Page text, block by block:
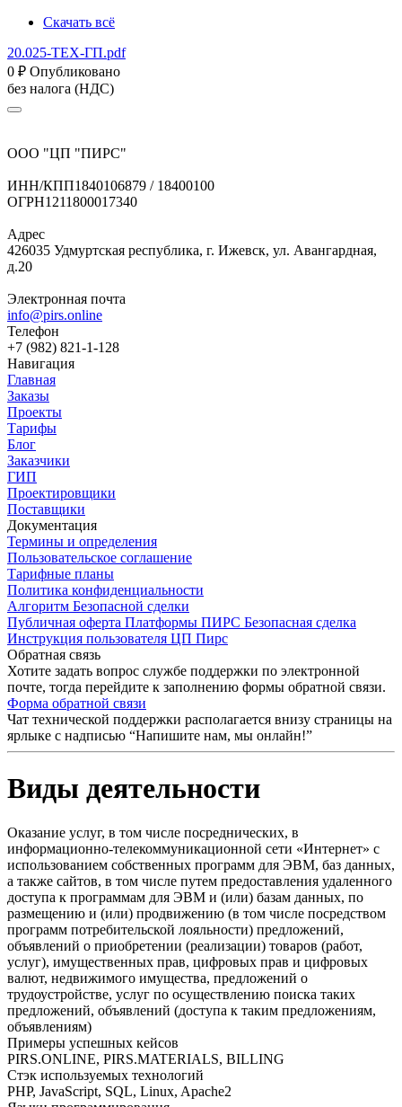
Скачать всё
20.025-ТЕХ-ГП.pdf
0 ₽ Опубликовано
без налога (НДС)
ООО "ЦП "ПИРС"
ИНН/КПП1840106879 / 18400100
ОГРН1211800017340
Адрес
426035 Удмуртская республика, г. Ижевск, ул. Авангардная,
д.20
Электронная почта
info@pirs.online
Телефон
+7 (982) 821-1-128
Навигация
Главная
Заказы
Проекты
Тарифы
Блог
Заказчики
ГИП
Проектировщики
Поставщики
Документация
Термины и определения
Пользовательское соглашение
Тарифные планы
Политика конфиденциальности
Алгоритм Безопасной сделки
Публичная оферта Платформы ПИРС Безопасная сделка
Инструкция пользователя ЦП Пирс
Обратная связь
Хотите задать вопрос службе поддержки по электронной
почте, тогда перейдите к заполнению формы обратной связи.
Форма обратной связи
Чат технической поддержки располагается внизу страницы на
ярлыке с надписью “Напишите нам, мы онлайн!”
Виды деятельности
Оказание услуг, в том числе посреднических, в
информационно-телекоммуникационной сети «Интернет» с
использованием собственных программ для ЭВМ, баз данных,
а также сайтов, в том числе путем предоставления удаленного
доступа к программам для ЭВМ и (или) базам данных, по
размещению и (или) продвижению (в том числе посредством
программ потребительской лояльности) предложений,
объявлений о приобретении (реализации) товаров (работ,
услуг), имущественных прав, цифровых прав и цифровых
валют, недвижимого имущества, предложений о
трудоустройстве, услуг по осуществлению поиска таких
предложений, объявлений (доступа к таким предложениям,
объявлениям)
Примеры успешных кейсов
PIRS.ONLINE, PIRS.MATERIALS, BILLING
Стэк используемых технологий
PHP, JavaScript, SQL, Linux, Apache2